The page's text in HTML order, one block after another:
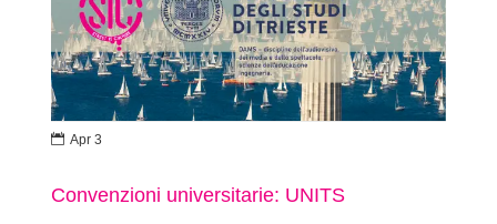
Convenzioni universitarie: UNITS
 Apr 3